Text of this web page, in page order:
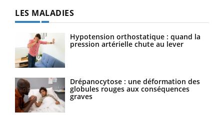
LES MALADIES
Hypotension orthostatique : quand la
pression artérielle chute au lever
Drépanocytose : une déformation des
globules rouges aux conséquences
graves